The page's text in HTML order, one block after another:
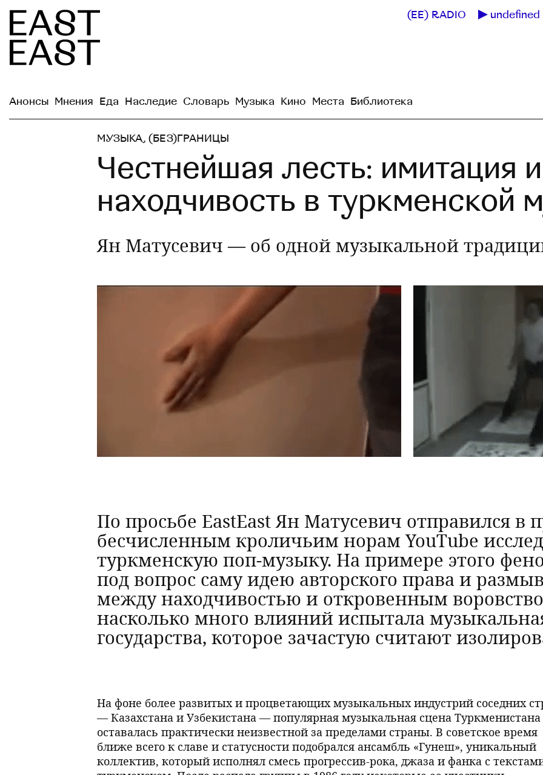
(EE) RADIO
Анонсы Мнения Еда Наследие Словарь Музыка Кино Места Библиотека
МУЗЫКА, (БЕЗ)ГРАНИЦЫ
Честнейшая лесть: имитация и
находчивость в туркменской
Ян Матусевич — об одной музыкальной
По просьбе EastEast Ян Матусевич отправился в
бесчисленным кроличьим норам YouTube
туркменскую поп-музыку. На примере этого
под вопрос саму идею авторского права и
между находчивостью и откровенным
насколько много влияний испытала
государства, которое зачастую считают
На фоне более развитых и процветающих музыкальных индустрий соседних
— Казахстана и Узбекистана — популярная музыкальная сцена Туркменистана
оставалась практически неизвестной за пределами страны. В советское время
ближе всего к славе и статусности подобрался ансамбль «Гунеш», уникальный
коллектив, который исполнял смесь прогрессив-рока, джаза и фанка с